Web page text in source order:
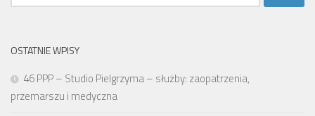
OSTATNIE WPISY
46 PPP – Studio Pielgrzyma – służby: zaopatrzenia,
przemarszu i medyczna